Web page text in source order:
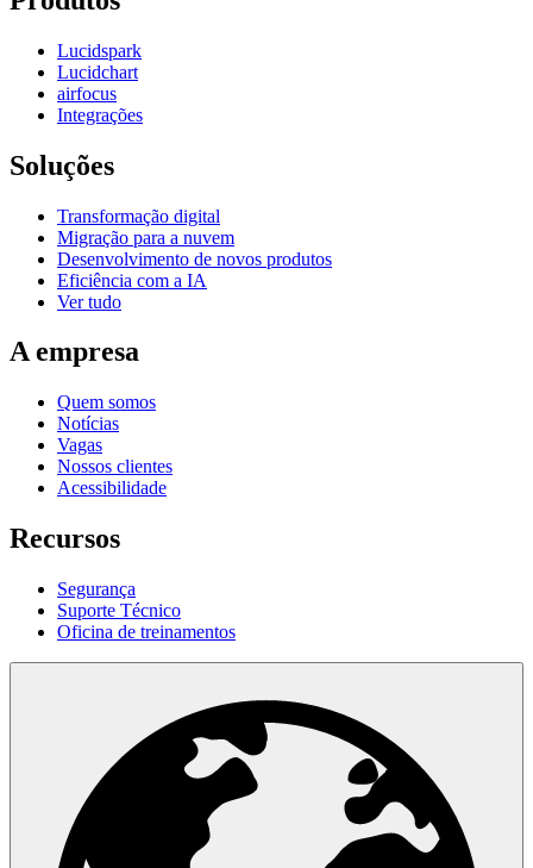
Lucidspark
Lucidchart
airfocus
Integrações
Soluções
Transformação digital
Migração para a nuvem
Desenvolvimento de novos produtos
Eficiência com a IA
Ver tudo
A empresa
Quem somos
Notícias
Vagas
Nossos clientes
Acessibilidade
Recursos
Segurança
Suporte Técnico
Oficina de treinamentos